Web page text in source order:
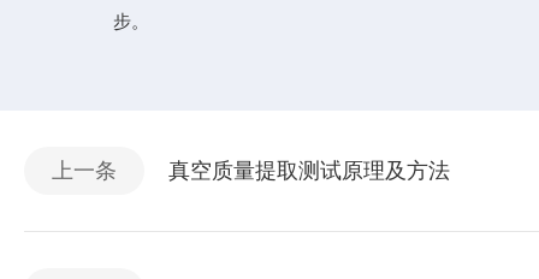
步。
上一条 真空质量提取测试原理及方法